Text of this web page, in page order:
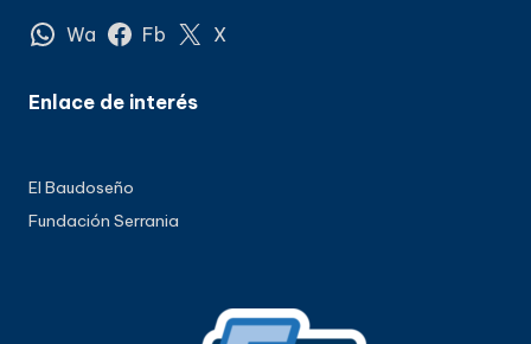
Wa Fb X
Enlace de interés
El Baudoseño
Fundación Serrania